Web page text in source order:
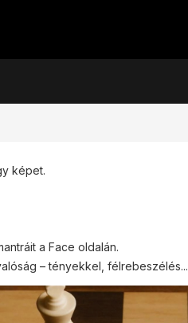
képet.
a Face oldalán.
– tényekkel, félrebeszélés...